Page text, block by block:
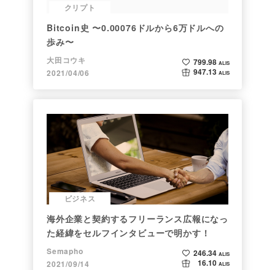
クリプト
Bitcoin史 〜0.00076ドルから6万ドルへの
歩み〜
大田コウキ
2021/04/06
799.98 ALIS
947.13 ALIS
ビジネス
海外企業と契約するフリーランス広報になっ
た経緯をセルフインタビューで明かす！
Semapho
2021/09/14
246.34 ALIS
16.10 ALIS